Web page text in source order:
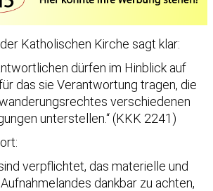
Katholischen Kirche sagt klar:
dürfen im Hinblick auf
das sie Verantwortung tragen, die
verschiedenen
unterstellen.“ (KKK 2241)
verpflichtet, das materielle und
dankbar zu achten,